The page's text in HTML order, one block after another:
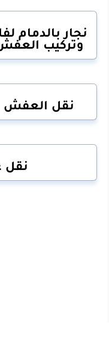
نجار بالدمام
وتركيب
نقل العفش
نقل